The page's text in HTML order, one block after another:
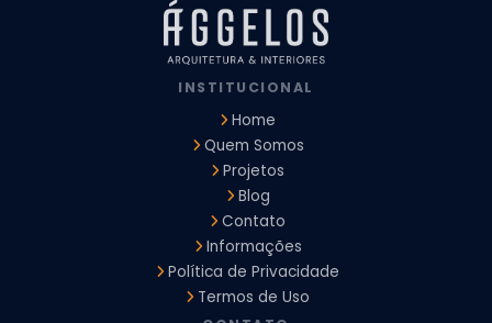
Arquiteto Comercial
Arquiteto para Reforma de Apartamento
Arquiteto para Reforma Residencial
Arquitetura para Reforma de Casas
Design de Interiores Apartamentos
Design de Interiores Residencial
Empresa de Arquitetura e Design
Empresas de Arquitetura e Design de Interiores
Escritório de Design de Interiores
Projeto Executivo Arquitetura
Arquitetura Institucional
Arquitetura Residencial
Empresa de Arquitetura
Empresa de Arquitetura e Engenharia
Empresa Design de Interiores
Escritorio de Arquitetura
INSTITUCIONAL
Home
Quem Somos
Projetos
Blog
Contato
Informações
Política de Privacidade
Termos de Uso